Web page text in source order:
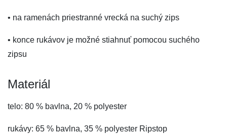
• na ramenách priestranné vrecká na suchý zips
• konce rukávov je možné stiahnuť pomocou suchého
zipsu
Materiál
telo: 80 % bavlna, 20 % polyester
rukávy: 65 % bavlna, 35 % polyester Ripstop